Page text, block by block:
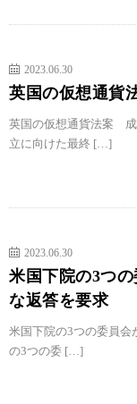
2023.06.30
英国の仮想通貨
英国の仮想通貨法案
立に向けた最終 […]
2023.06.30
米国下院の3つ
な返答を要求
米国下院の3つの委員会
の3つの委 […]